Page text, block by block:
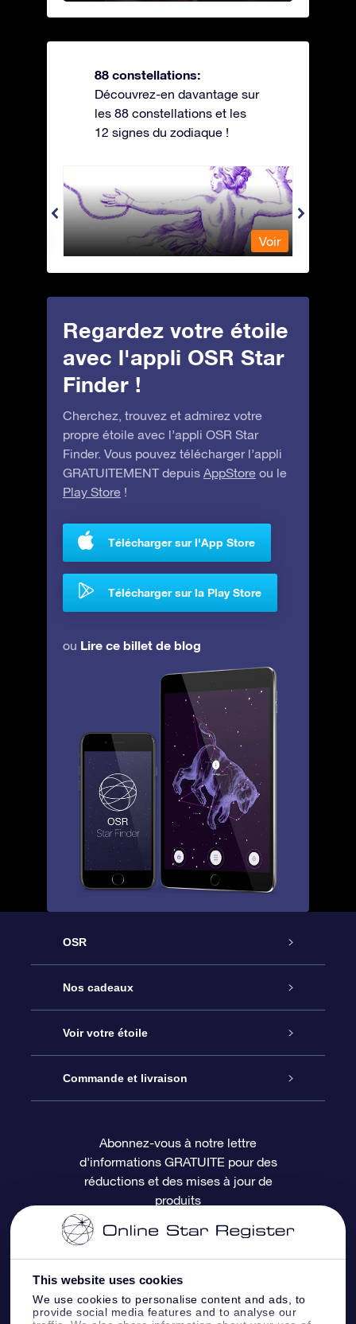
This website uses cookies
We use cookies to personalise content and ads, to
provide social media features and to analyse our
88 constellations:
Découvrez-en davantage sur
les 88 constellations et les
12 signes du zodiaque !
Andromeda - Andromède
Voir
Regardez votre étoile
avec l'appli OSR Star
Finder !
Cherchez, trouvez et admirez votre
propre étoile avec l’appli OSR Star
Finder. Vous pouvez télécharger l’appli
GRATUITEMENT depuis AppStore ou le
Play Store !
Télécharger sur l'App Store
Télécharger sur la Play Store
ou Lire ce billet de blog
OSR
Service
À propos de l’OSR
Nous contacter
Questions fréquemment posées
Revues
Nos cadeaux
Cadeau d’étoile en ligne
Coffret cadeau OSR
Carte cadeau OSR
Voir votre étoile
Registre des étoiles
Page d’accueil personnalisée
Appli Voler vers les étoiles
Commande et livraison
Informations de paiement
Informations d’expédition
Politique de retour
Constellations
Abonnez-vous à notre lettre
d'informations GRATUITE pour des
réductions et des mises à jour de
produits